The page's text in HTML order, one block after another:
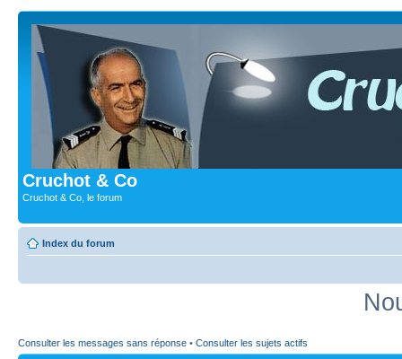
Cruchot & Co
Cruchot & Co, le forum
Index du forum
Consulter les messages sans réponse • Consulter les sujets actifs